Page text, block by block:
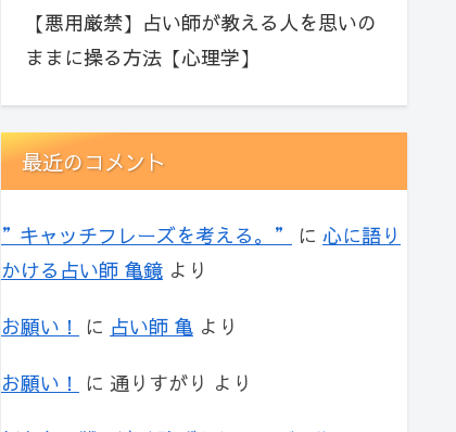
【悪用厳禁】占い師が教える人を思いの
ままに操る方法【心理学】
最近のコメント
”キャッチフレーズを考える。” に 心に語り
かける占い師 亀鏡 より
お願い！ に 占い師 亀 より
お願い！ に 通りすがり より